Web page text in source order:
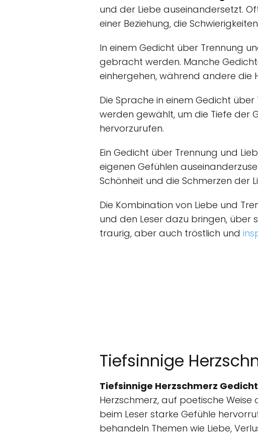
und der Liebe auseinandersetzt.
einer Beziehung, die
In einem Gedicht über Trennung
gebracht werden. Manche
einhergehen, während andere die
Die Sprache in einem Gedicht
werden gewählt, um die Tiefe der
hervorzurufen.
Ein Gedicht über Trennung und
eigenen Gefühlen
Schönheit und die Schmerzen der
Die Kombination von Liebe und
und den Leser dazu bringen, über
traurig, aber auch tröstlich und
Tiefsinnige
Tiefsinnige Herzschmerz
Herzschmerz, auf poetische
beim Leser starke Gefühle
behandeln Themen wie Liebe,